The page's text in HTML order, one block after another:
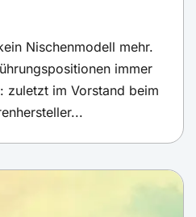
Nischenmodell mehr.
immer
zuletzt im Vorstand beim